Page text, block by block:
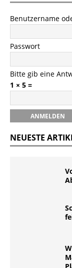
Benutzername
Passwort
Bitte gib eine
1 × 5 =
NEUESTE